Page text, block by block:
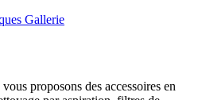
proposons des accessoires en